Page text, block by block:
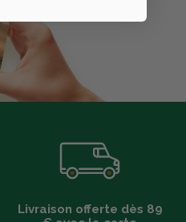
Livraison offerte dès 89